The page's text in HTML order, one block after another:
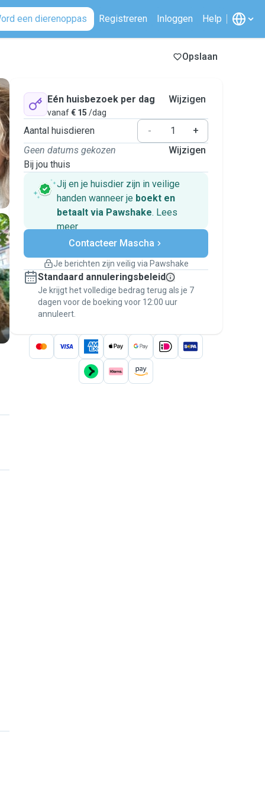
een dierenoppas Registreren Inloggen Help
Opslaan
Eén huisbezoek per dag
vanaf€ 15 /dag
Wijzigen
Aantal huisdieren -
+
Geen datums gekozen
Bij jou thuis
Wijzigen
Jij en je huisdier zijn in veilige
handen wanneer je boekt en
betaalt via Pawshake. Lees
meer
Veilig betalen
Hulp als plannen veranderen
Regel alles via Pawshake — van eerste
bericht tot betaling — en geniet van de
Pawshake Garantie.
Contacteer Mascha
Je berichten zijn veilig via Pawshake
Standaard annuleringsbeleid
Je krijgt het volledige bedrag terug als je 7
dagen voor de boeking voor 12:00 uur
annuleert.